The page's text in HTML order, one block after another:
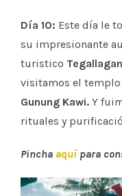
Día 10: Este día le
su impresionante
turistico
visitamos el
Gunung Kawi. Y
rituales y
Pincha aquípara